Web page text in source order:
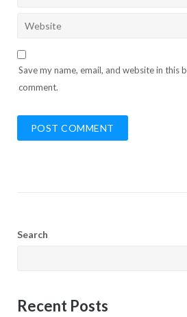
Save my name, email, and website in this
comment.
Search
Recent Posts